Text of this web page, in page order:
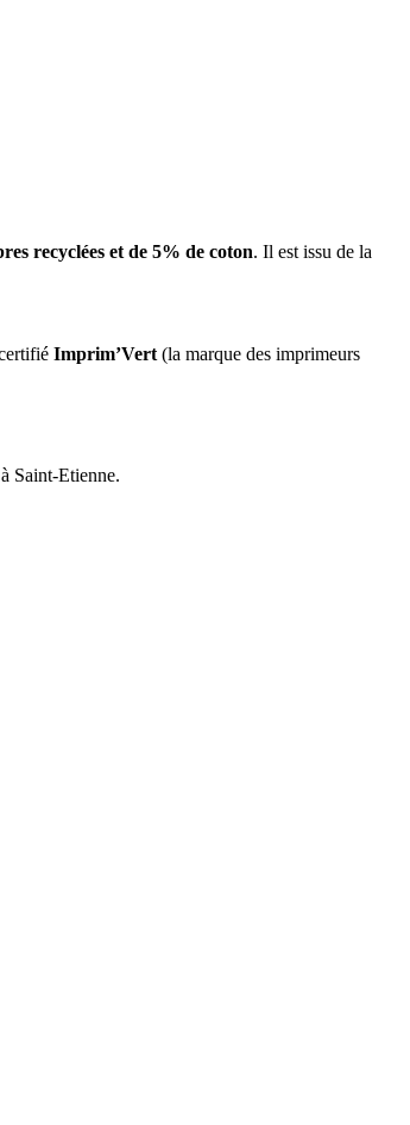
recyclées et de 5% de coton. Il est issu de la
Imprim’Vert(la marque des imprimeurs
Saint-Etienne.